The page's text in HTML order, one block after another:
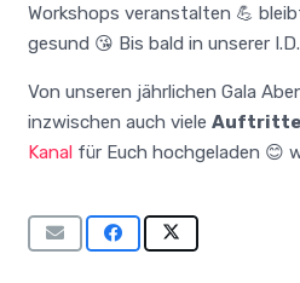
Workshops veranstalten 💪
gesund 😘 Bis bald in unserer
Von unseren jährlichen Gala
inzwischen auch viele Auftritte
Kanal für Euch hochgeladen 😊